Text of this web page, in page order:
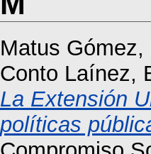
Matus
Conto Laínez,
La Extensión
políticas